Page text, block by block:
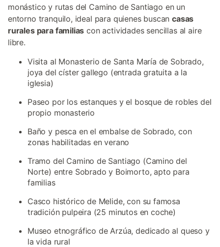
monástico y rutas del Camino de Santiago en un
entorno tranquilo, ideal para quienes buscancasas
rurales para familias con actividades sencillas al aire
libre.
Visita al Monasterio de Santa María de Sobrado,
joya del císter gallego (entrada gratuita a la
iglesia)
Paseo por los estanques y el bosque de robles del
propio monasterio
Baño y pesca en el embalse de Sobrado, con
zonas habilitadas en verano
Tramo del Camino de Santiago (Camino del
Norte) entre Sobrado y Boimorto, apto para
familias
Casco histórico de Melide, con su famosa
tradición pulpeira (25 minutos en coche)
Museo etnográfico de Arzúa, dedicado al queso y
la vida rural